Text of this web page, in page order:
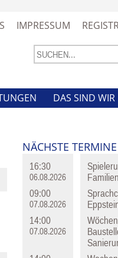
IMPRESSUM
NÄCHSTE TERMINE
16:30
06.08.2026
09:00
07.08.2026
14:00
07.08.2026
DAS SIND WIR